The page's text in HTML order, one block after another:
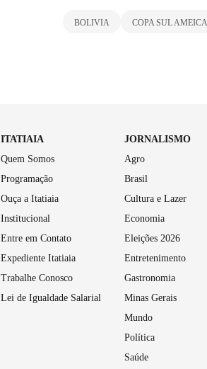
BOLIVIA COPA SUL
ITATIAIA
Quem Somos
Programação
Ouça a Itatiaia
Institucional
Entre em Contato
Expediente Itatiaia
Trabalhe Conosco
Lei de Igualdade Salarial
JORNALISMO
Agro
Brasil
Cultura e Lazer
Economia
Eleições 2026
Entretenimento
Gastronomia
Minas Gerais
Mundo
Política
Saúde